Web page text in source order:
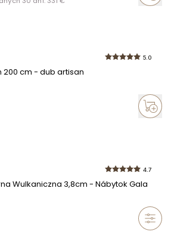
5.0
200 cm - dub artisan
4.7
Wulkaniczna 3,8cm - Nábytok Gala